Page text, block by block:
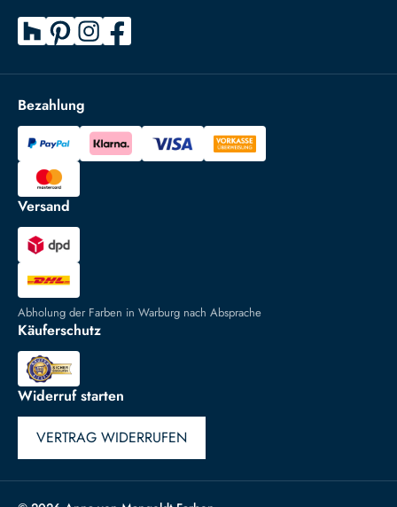
Bezahlung
Versand
Abholung der Farben in Warburg nach Absprache
Käuferschutz
Widerruf starten
VERTRAG WIDERRUFEN